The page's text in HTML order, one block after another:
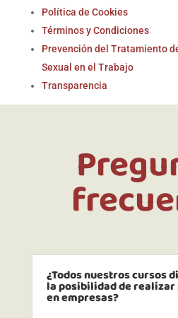
Política de Cookies
Términos y Condiciones
Prevención del Tratamiento
Sexual en el Trabajo
Transparencia
¿Todos nuestros cursos
la posibilidad de
en empresas?